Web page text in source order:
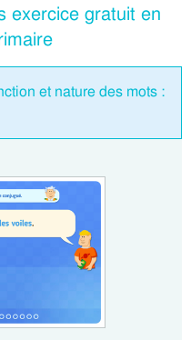
exercice gratuit en
et nature des mots :